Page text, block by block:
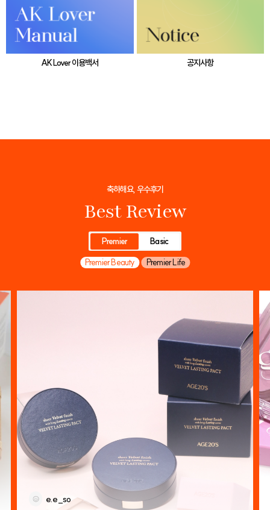
AK Lover 이용백서 공지사항
축하해요, 우수후기
Best Review
Premier
Basic
Premier Beauty
Premier Life
e.e_so